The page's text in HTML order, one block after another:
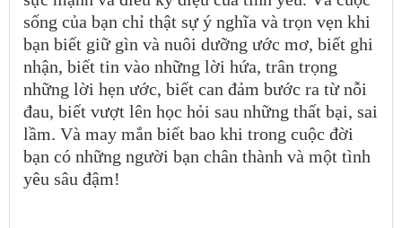
sống của bạn chỉ thật sự ý nghĩa và trọn vẹn khi
bạn biết giữ gìn và nuôi dưỡng ước mơ, biết ghi
nhận, biết tin vào những lời hứa, trân trọng
những lời hẹn ước, biết can đảm bước ra từ nỗi
đau, biết vượt lên học hỏi sau những thất bại, sai
lầm. Và may mắn biết bao khi trong cuộc đời
bạn có những người bạn chân thành và một tình
yêu sâu đậm!